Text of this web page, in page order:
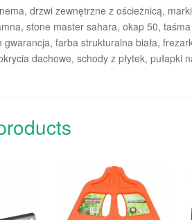
drzwi zewnętrzne z ościeżnicą,
stone master sahara, okap 50,
gwarancja, farba strukturalna biała,
dachowe, schody z płytek, pułapki